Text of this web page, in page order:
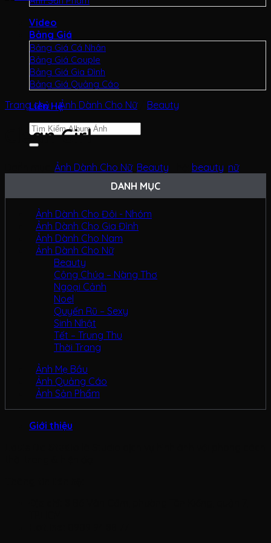
Video
Bảng Giá
Bảng Giá Cá Nhân
Bảng Giá Couple
Bảng Giá Gia Đình
Bảng Giá Quảng Cáo
Liên Hệ
Tìm
kiếm:
Trang chủ / Ảnh Dành Cho Nữ Beauty
Clean Girl
Ảnh Dành Cho Nữ, Beauty beauty nữ
DANH MỤC
Ảnh Dành Cho Đôi - Nhóm
Ảnh Dành Cho Gia Đình
Ảnh Dành Cho Nam
Ảnh Dành Cho Nữ
Beauty
Công Chúa – Nàng Thơ
Ngoại Cảnh
Noel
Quyến Rũ – Sexy
Sinh Nhật
Tết – Trung Thu
Thời Trang
Ảnh Mẹ Bầu
Ảnh Quảng Cáo
Ảnh Sản Phẩm
Giới thiệu